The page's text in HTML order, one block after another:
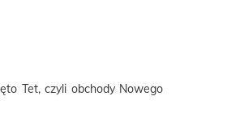
Tet, czyli obchody Nowego